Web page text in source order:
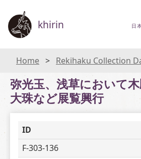
khirin 日
Home Rekihaku Collection Database (Collections Database of
弥光玉、浅草において
大珠など展覧興行
ID
F-303-136